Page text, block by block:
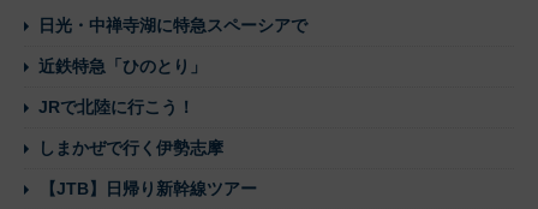
日光・中禅寺湖に特急スペーシアで
近鉄特急「ひのとり」
JRで北陸に行こう！
しまかぜで行く伊勢志摩
【JTB】日帰り新幹線ツアー